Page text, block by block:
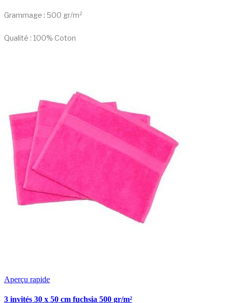
Grammage : 500 gr/m²
Qualité : 100% Coton
Aperçu rapide
3 invités 30 x 50 cm fuchsia 500 gr/m²